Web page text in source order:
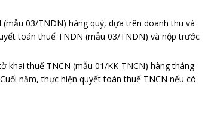
03/TNDN) hàng quý, dựa trên doanh thu và
toán thuế TNDN (mẫu 03/TNDN) và nộp trước
khai thuế TNCN (mẫu 01/KK-TNCN) hàng tháng
năm, thực hiện quyết toán thuế TNCN nếu có